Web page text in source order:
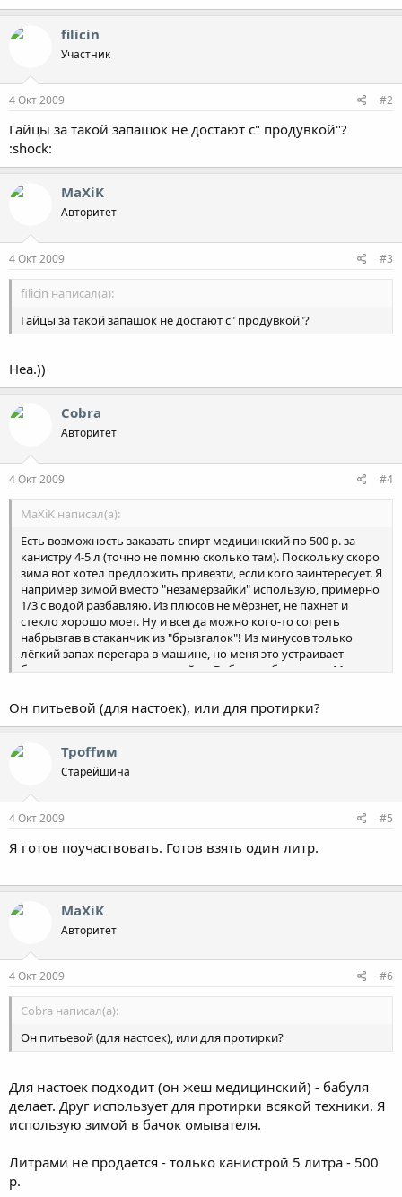
filicin
Участник
4 Окт 2009 #2
Гайцы за такой запашок не достают с" продувкой"?
:shock:
MaXiK
Авторитет
4 Окт 2009 #3
filicin написал(а):
Гайцы за такой запашок не достают с" продувкой"?
Неа.))
Cobra
Авторитет
4 Окт 2009 #4
MaXiK написал(а):
Есть возможность заказать спирт медицинский по 500 р. за
канистру 4-5 л (точно не помню сколько там). Поскольку скоро
зима вот хотел предложить привезти, если кого заинтересует. Я
например зимой вместо "незамерзайки" использую, примерно
1/3 с водой разбавляю. Из плюсов не мёрзнет, не пахнет и
стекло хорошо моет. Ну и всегда можно кого-то согреть
набрызгав в стаканчик из "брызгалок"! Из минусов только
лёгкий запах перегара в машине, но меня это устраивает
больше чем запах незамерзайки. Вобщем обсуждаем. Может у
Он питьевой (для настоек), или для протирки?
Троffим
Старейшина
4 Окт 2009 #5
Я готов поучаствовать. Готов взять один литр.
MaXiK
Авторитет
4 Окт 2009 #6
Cobra написал(а):
Он питьевой (для настоек), или для протирки?
Для настоек подходит (он жеш медицинский) - бабуля
делает. Друг использует для протирки всякой техники. Я
использую зимой в бачок омывателя.
Литрами не продаётся - только канистрой 5 литра - 500
р.